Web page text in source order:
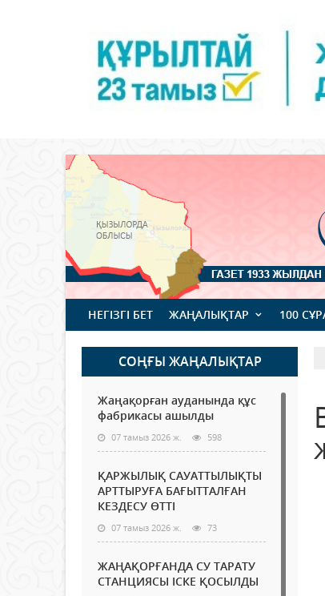
НЕГІЗГІ БЕТ ЖАҢАЛЫҚТАР 100
СОҢҒЫ ЖАҢАЛЫҚТАР
Жаңақорған ауданында құс
фабрикасы ашылды
07 тамыз 2026 ж. 598
ҚАРЖЫЛЫҚ САУАТТЫЛЫҚТЫ
АРТТЫРУҒА БАҒЫТТАЛҒАН
КЕЗДЕСУ ӨТТІ
07 тамыз 2026 ж. 73
ЖАҢАҚОРҒАНДА СУ ТАРАТУ
СТАНЦИЯСЫ ІСКЕ ҚОСЫЛДЫ